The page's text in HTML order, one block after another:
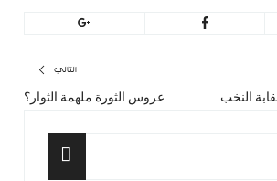
النخب
التالي
عروس الثورة ملهمة الثوار؟